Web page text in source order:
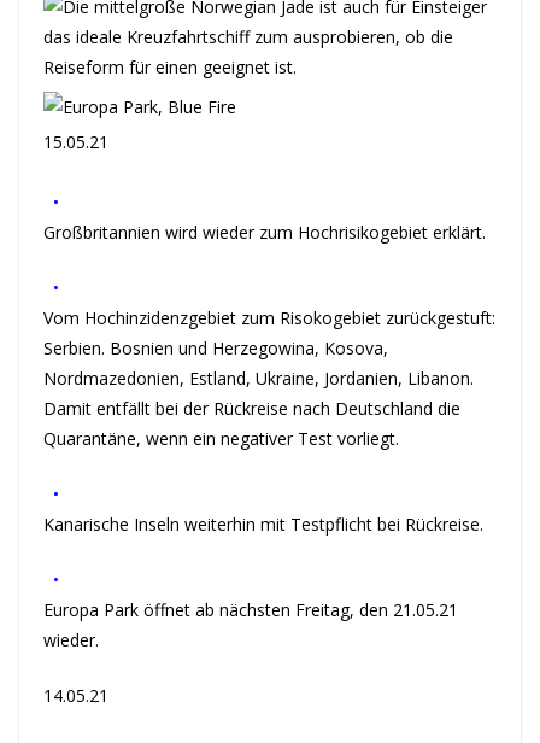
15.05.21
•
Großbritannien wird wieder zum Hochrisikogebiet erklärt.
•
Vom Hochinzidenzgebiet zum Risokogebiet zurückgestuft:
Serbien. Bosnien und Herzegowina, Kosova,
Nordmazedonien, Estland, Ukraine, Jordanien, Libanon.
Damit entfällt bei der Rückreise nach Deutschland die
Quarantäne, wenn ein negativer Test vorliegt.
•
Kanarische Inseln weiterhin mit Testpflicht bei Rückreise.
•
Europa Park öffnet ab nächsten Freitag, den 21.05.21
wieder.
14.05.21